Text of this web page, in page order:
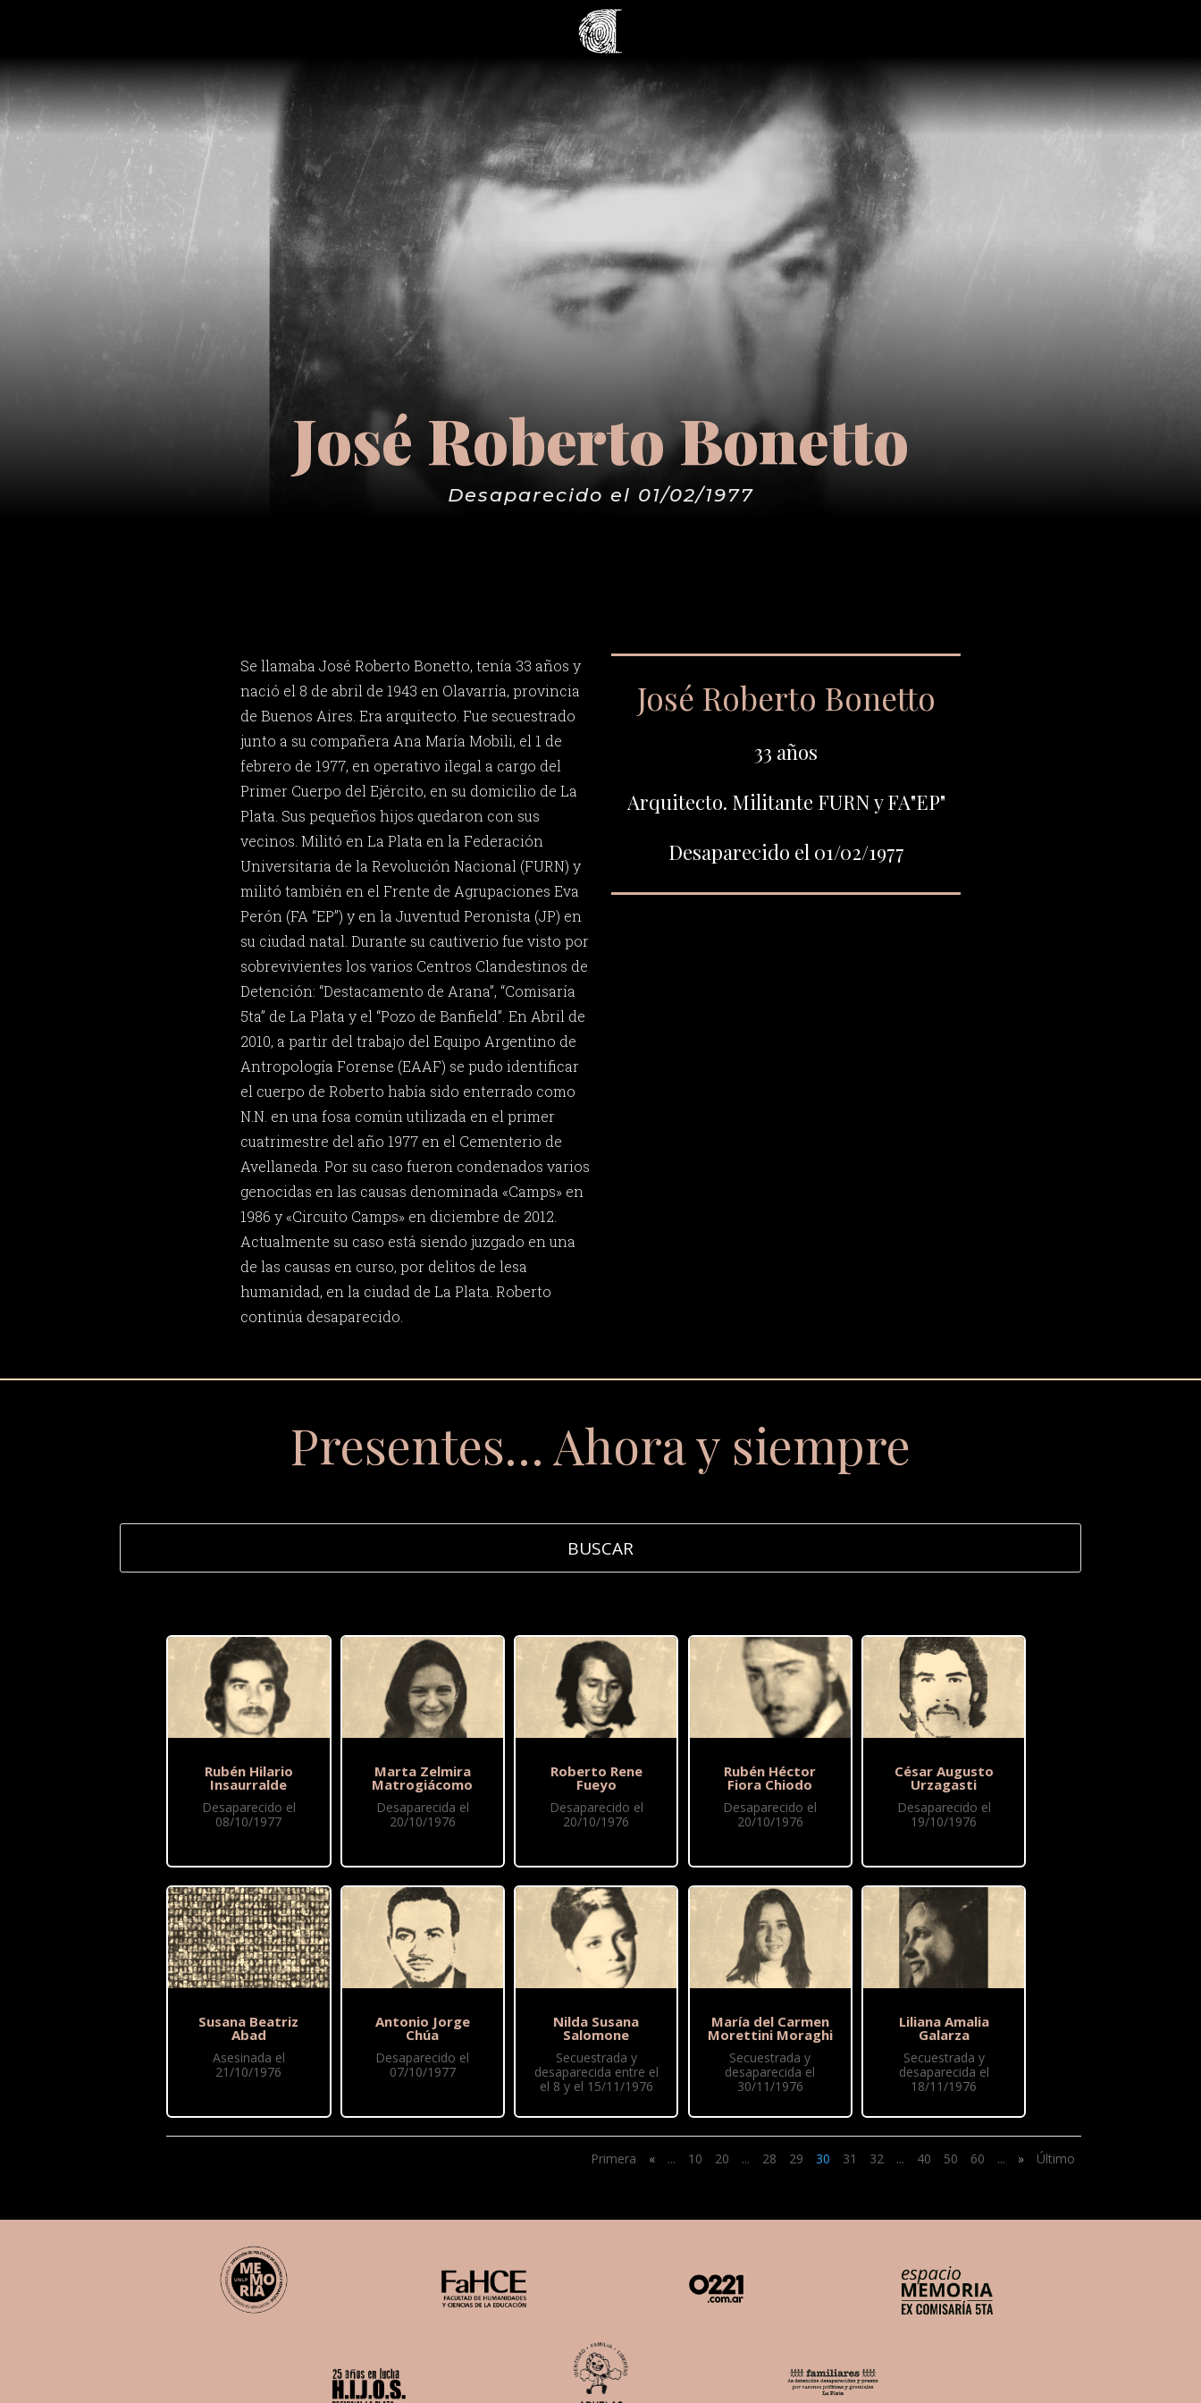
José Roberto Bonetto
Desaparecido el 01/02/1977
Se llamaba José Roberto Bonetto, tenía 33 años y
nació el 8 de abril de 1943 en Olavarría, provincia
de Buenos Aires. Era arquitecto. Fue secuestrado
junto a su compañera Ana María Mobili, el 1 de
febrero de 1977, en operativo ilegal a cargo del
Primer Cuerpo del Ejército, en su domicilio de La
Plata. Sus pequeños hijos quedaron con sus
vecinos. Militó en La Plata en la Federación
Universitaria de la Revolución Nacional (FURN) y
militó también en el Frente de Agrupaciones Eva
Perón (FA “EP”) y en la Juventud Peronista (JP) en
su ciudad natal. Durante su cautiverio fue visto por
sobrevivientes los varios Centros Clandestinos de
Detención: “Destacamento de Arana”, “Comisaría
5ta” de La Plata y el “Pozo de Banfield”. En Abril de
2010, a partir del trabajo del Equipo Argentino de
Antropología Forense (EAAF) se pudo identificar
el cuerpo de Roberto había sido enterrado como
N.N. en una fosa común utilizada en el primer
cuatrimestre del año 1977 en el Cementerio de
Avellaneda. Por su caso fueron condenados varios
genocidas en las causas denominada «Camps» en
1986 y «Circuito Camps» en diciembre de 2012.
Actualmente su caso está siendo juzgado en una
de las causas en curso, por delitos de lesa
humanidad, en la ciudad de La Plata. Roberto
continúa desaparecido.
José Roberto Bonetto
33 años
Arquitecto. Militante FURN y FA"EP"
Desaparecido el 01/02/1977
Presentes… Ahora y siempre
Rubén Hilario
Insaurralde
Desaparecido el
08/10/1977
Susana Beatriz
Abad
Asesinada el
21/10/1976
Marta Zelmira
Matrogiácomo
Desaparecida el
20/10/1976
Antonio Jorge
Chúa
Desaparecido el
07/10/1977
Roberto Rene
Fueyo
Desaparecido el
20/10/1976
Nilda Susana
Salomone
Secuestrada y
desaparecida entre el
el 8 y el 15/11/1976
Rubén Héctor
Fiora Chiodo
Desaparecido el
20/10/1976
María del Carmen
Morettini Moraghi
Secuestrada y
desaparecida el
30/11/1976
César Augusto
Urzagasti
Desaparecido el
19/10/1976
Liliana Amalia
Galarza
Secuestrada y
desaparecida el
18/11/1976
Primera « ... 10 20 ... 28 29 30 31 32 ... 40 50 60 ... » Último